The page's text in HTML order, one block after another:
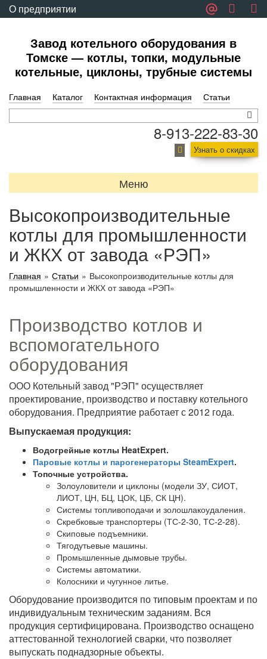
О предприятии
Завод котельного оборудования в
Томске — котлы, топки, модульные
котельные, циклоны, трубные системы
Главная Каталог Контактная информация Статьи
8-913-222-83-30
Узнать о скидках
Меню
Высокопроизводительные
котлы для промышленности
и ЖКХ от завода «РЭП»
Главная » Статьи » Высокопроизводительные котлы для
промышленности и ЖКХ от завода «РЭП»
Производство котлов и
вспомогательного
оборудования
ООО Котельный завод "РЭП" осуществляет
проектирование, производство и поставку котельного
оборудования. Предприятие работает с 2012 года.
Выпускаемая продукция:
Водогрейные котлы HeatExpert.
Паровые котлы и парогенераторы SteamExpert.
Топочные устройства.
Золоуловители и циклоны (модели ЗУ, СИОТ,
ЛИОТ, ЦН, БЦ, ЦОК, ЦБ, СК ЦН).
Системы топливоподачи и золошлакоудаления.
Скребковые транспортеры (ТС-2-30, ТС-2-28).
Скиповые подъемники.
Тягодутьевые машины.
Промышленные дымовые трубы.
Системы автоматики.
Колосники и чугунное литье.
Оборудование производится по типовым проектам и по
индивидуальным техническим заданиям. Вся
продукция сертифицирована. Производство оснащено
аттестованной технологией сварки, что позволяет
выпускать поднадзорные объекты.